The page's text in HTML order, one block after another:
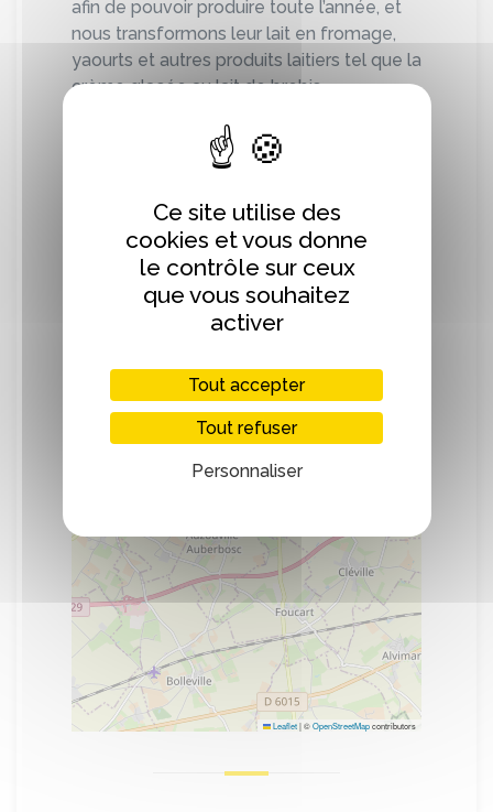
afin de pouvoir produire toute l’année, et
nous transformons leur lait en fromage,
yaourts et autres produits laitiers tel que la
crème glacée au lait de brebis
saucisses et les merguez.
Localisation
Leaflet|©OpenStreetMapcontributors
Ce site utilise des
cookies et vous donne
le contrôle sur ceux
que vous souhaitez
activer
Tout accepter
Tout refuser
Personnaliser